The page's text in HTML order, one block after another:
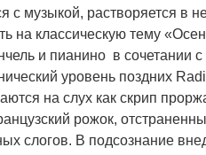
с музыкой, растворяется в
на классическую тему
и пианино в сочетании
уровень поздних
на слух как скрип
рожок,
слогов. В подсознание